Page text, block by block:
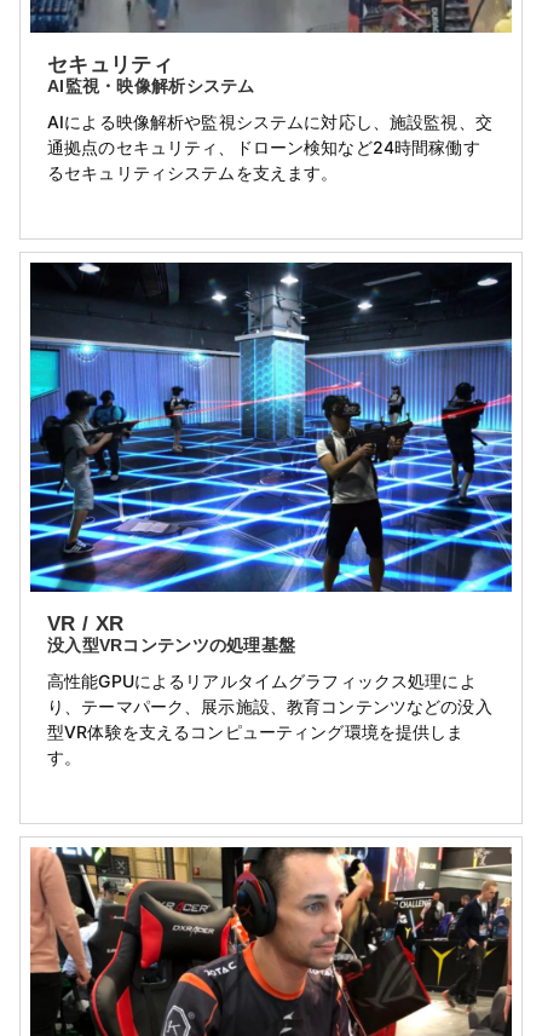
セキュリティ
AI監視・映像解析システム
AIによる映像解析や監視システムに対応し、施設監視、交
通拠点のセキュリティ、ドローン検知など24時間稼働す
るセキュリティシステムを支えます。
VR / XR
没入型VRコンテンツの処理基盤
高性能GPUによるリアルタイムグラフィックス処理によ
り、テーマパーク、展示施設、教育コンテンツなどの没入
型VR体験を支えるコンピューティング環境を提供しま
す。